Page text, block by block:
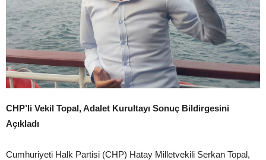
CHP’li Vekil Topal, Adalet Kurultayı Sonuç Bildirgesini
Açıkladı
Cumhuriyeti Halk Partisi (CHP) Hatay Milletvekili Serkan Topal,